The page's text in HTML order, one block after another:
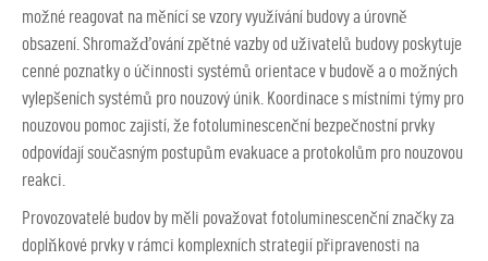
možné reagovat na měnící se vzory využívání budovy a úrovně
obsazení. Shromažďování zpětné vazby od uživatelů budovy poskytuje
cenné poznatky o účinnosti systémů orientace v budově a o možných
vylepšeních systémů pro nouzový únik. Koordinace s místními týmy pro
nouzovou pomoc zajistí, že fotoluminescenční bezpečnostní prvky
odpovídají současným postupům evakuace a protokolům pro nouzovou
reakci.
Provozovatelé budov by měli považovat fotoluminescenční značky za
doplňkové prvky v rámci komplexních strategií připravenosti na